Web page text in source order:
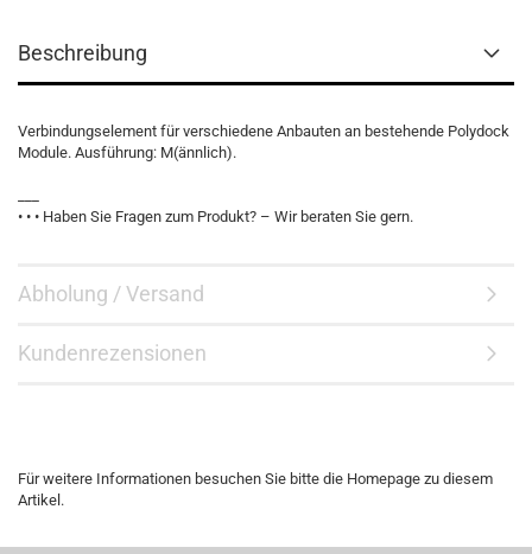
Beschreibung
Verbindungselement für verschiedene Anbauten an bestehende Polydock
Module. Ausführung: M(ännlich).
• • • Haben Sie Fragen zum Produkt? – Wir beraten Sie gern.
Abholung / Versand
Kundenrezensionen
Für weitere Informationen besuchen Sie bitte die Homepage zu diesem
Artikel.